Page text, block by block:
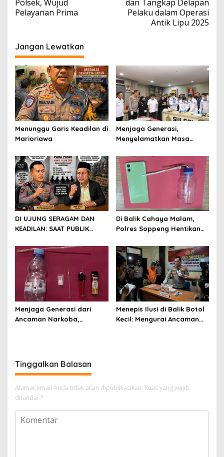
Polsek, Wujud
Pelayanan Prima
dan Tangkap Delapan
Pelaku dalam Operasi
Antik Lipu 2025
Jangan Lewatkan
Menunggu Garis Keadilan di
Marioriawa
Menjaga Generasi,
Menyelamatkan Masa
Teguhkan Perang Melawan
Narkotika
DI UJUNG SERAGAM DAN
KEADILAN: SAAT PUBLIK
SENGKETA KEBUN DI
MARIORIAWA
Di Balik Cahaya Malam,
Polres Soppeng Hentikan
Menjaga Generasi dari
Ancaman Narkoba,
Menepis Ilusi di Balik Botol
Kecil: Mengurai Ancaman
Tinggalkan Balasan
Alamat email Anda tidak akan dipublikasikan. Ruas yang wajib
ditandai *